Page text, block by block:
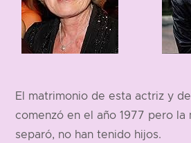
El matrimonio de esta actriz y
comenzó en el año 1977 pero la
separó, no han tenido hijos.
183 cm